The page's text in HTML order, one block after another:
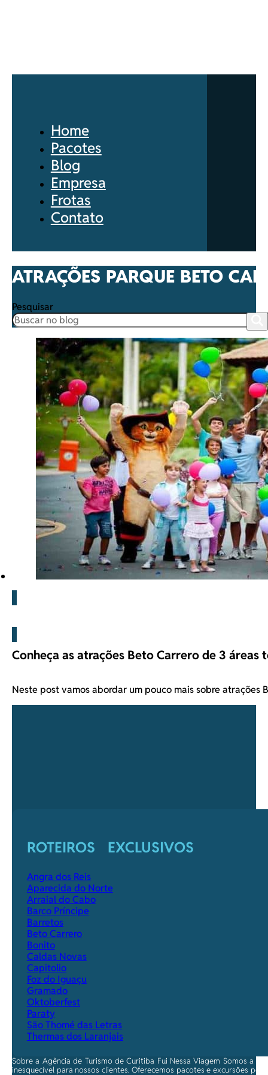
Home
Pacotes
Blog
Empresa
Frotas
Contato
ATRAÇÕES PARQUE BETO
Pesquisar
Conheça as atrações Beto Carrero de 3 áreas
Neste post vamos abordar um pouco mais sobre atrações
ROTEIROS EXCLUSIVOS
Angra dos Reis
Aparecida do Norte
Arraial do Cabo
Barco Príncipe
Barretos
Beto Carrero
Bonito
Caldas Novas
Capitolio
Foz do Iguaçu
Gramado
Oktoberfest
Paraty
São Thomé das Letras
Thermas dos Laranjais
Sobre a Agência de Turismo de Curitiba Fui Nessa Viagem Somos a
inesquecível para nossos clientes. Oferecemos pacotes e excursões